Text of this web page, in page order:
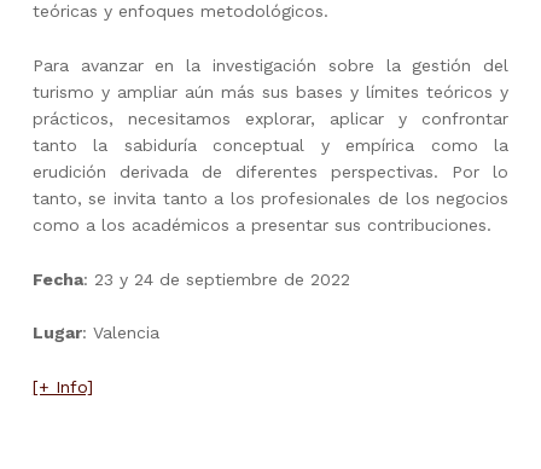
teóricas y enfoques metodológicos.
Para avanzar en la investigación sobre la gestión del
turismo y ampliar aún más sus bases y límites teóricos y
prácticos, necesitamos explorar, aplicar y confrontar
tanto la sabiduría conceptual y empírica como la
erudición derivada de diferentes perspectivas. Por lo
tanto, se invita tanto a los profesionales de los negocios
como a los académicos a presentar sus contribuciones.
Fecha: 23 y 24 de septiembre de 2022
Lugar: Valencia
[+ Info]